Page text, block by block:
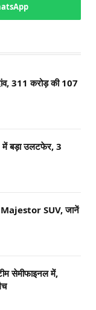
दांव, 311 करोड़ की 107
में बड़ा उलटफेर, 3
Majestor SUV, जानें
सेमीफाइनल में,